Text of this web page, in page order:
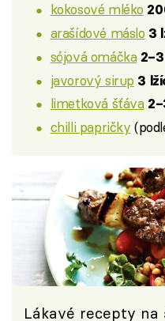
kokosové mléko
arašídové máslo 3
sójová omáčka
javorový sirup 3
limetková šťáva
chilli papričky
Lákavé recepty